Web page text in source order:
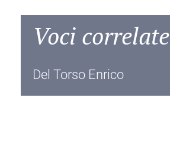
Voci correlate
Del Torso Enrico